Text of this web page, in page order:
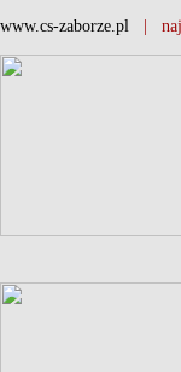
www.cs-zaborze.pl |